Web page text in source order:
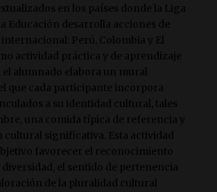
en los países donde la Liga
Educación desarrolla acciones de
Perú, Colombia y El
actividad práctica y de aprendizaje
alumnado elabora un mural
que cada participante incorpora
a su identidad cultural, tales
una comida típica de referencia y
significativa. Esta actividad
favorecer el reconocimiento
diversidad, el sentido de pertenencia
de la pluralidad cultural